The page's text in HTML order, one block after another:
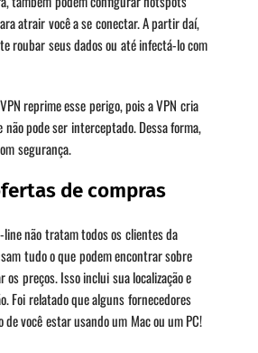
atrair você a se conectar. A partir daí,
roubar seus dados ou até infectá-lo com
reprime esse perigo, pois a VPN cria
pode ser interceptado. Dessa forma,
segurança.
de compras
não tratam todos os clientes da
tudo o que podem encontrar sobre
os preços. Isso inclui sua localização e
Foi relatado que alguns fornecedores
de você estar usando um Mac ou um PC!